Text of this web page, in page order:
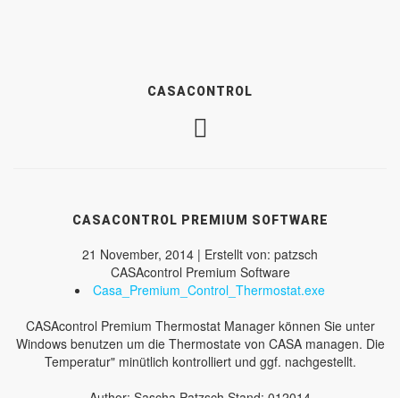
CASACONTROL
CASACONTROL PREMIUM SOFTWARE
21 November, 2014 | Erstellt von: patzsch
CASAcontrol Premium Software
Casa_Premium_Control_Thermostat.exe
CASAcontrol Premium Thermostat Manager können Sie unter
Windows benutzen um die Thermostate von CASA managen. Die
Temperatur" minütlich kontrolliert und ggf. nachgestellt.